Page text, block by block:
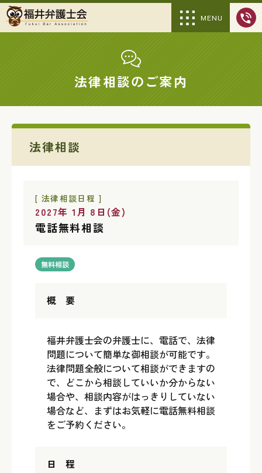
MENU
法律相談のご案内
法律相談
[ 法律相談日程 ]
2027年 1月 8日(金)
電話無料相談
無料相談
概 要
福井弁護士会の弁護士に、電話で、法律
問題について簡単な御相談が可能です。
法律問題全般について相談ができますの
で、どこから相談していいか分からない
場合や、相談内容がはっきりしていない
場合など、まずはお気軽に電話無料相談
をご予約ください。
日 程